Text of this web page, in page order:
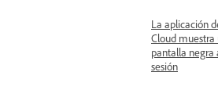
La aplicación
Cloud muestra
pantalla negra
sesión